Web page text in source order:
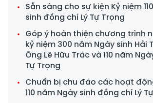
Sẵn sàng cho sự kiện Kỷ niệm
sinh đồng chí Lý Tự Trọng
Góp ý hoàn thiện chương trình
kỷ niệm 300 năm Ngày sinh Hải
Ông Lê Hữu Trác và 110 năm
Tự Trọng
Chuẩn bị chu đáo các hoạt
110 năm Ngày sinh đồng chí Lý